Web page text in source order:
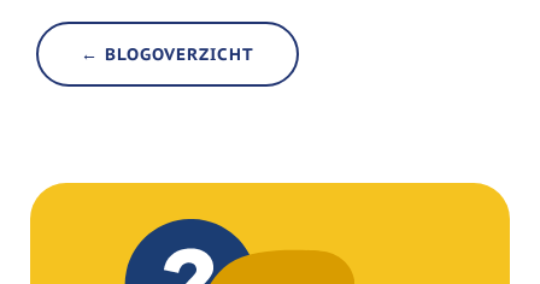
← BLOGOVERZICHT